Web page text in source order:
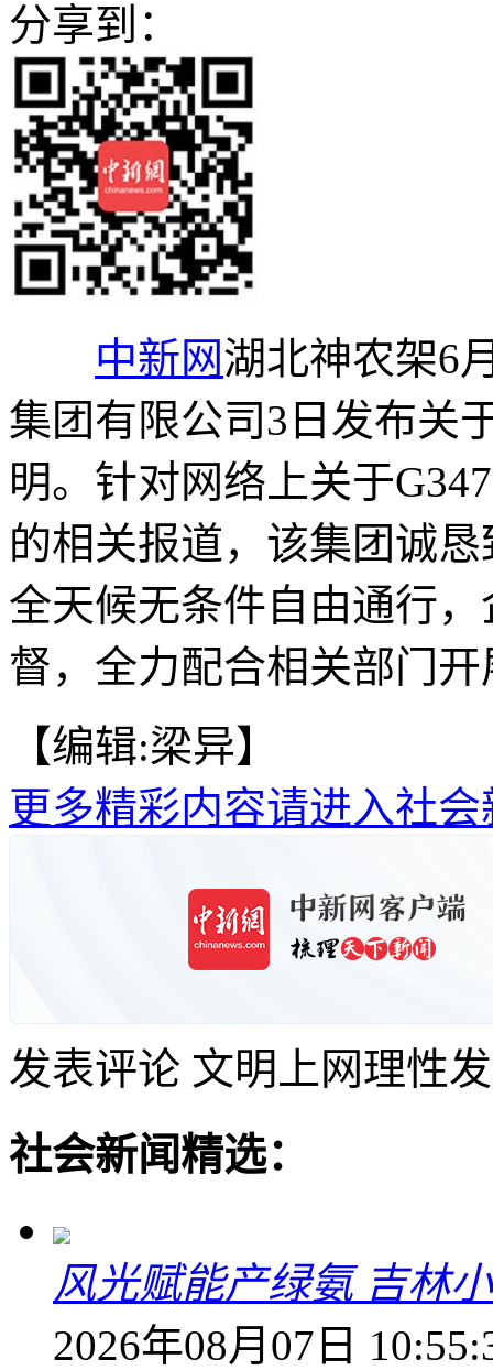
分享到：
中新网湖北神农架6
集团有限公司3日发布关
明。针对网络上关于
的相关报道，该集团诚
全天候无条件自由通行
督，全力配合相关部门
【编辑:梁异】
更多精彩内容请进入社会
发表评论 文明上网理性
社会新闻精选：
风光赋能产绿氨 吉林
2026年08月07日